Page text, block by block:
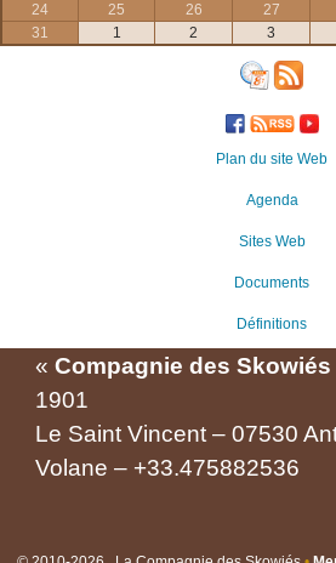
24
25 26 27
31
1 2 3
Plan du site Web
Agenda
Sites Web
Documents
Définitions
« Compagnie des Skowiés
1901
Le Saint Vincent – 07530
Volane – +33.475882536